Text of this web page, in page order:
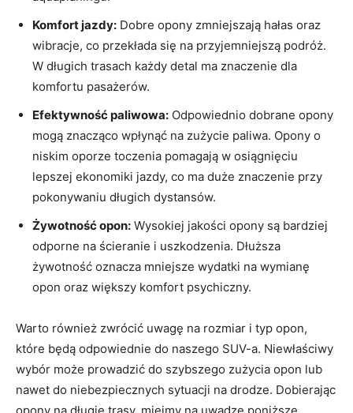
Komfort jazdy: Dobre opony zmniejszają hałas oraz
wibracje, co przekłada się na przyjemniejszą podróż.
W długich trasach każdy detal ma znaczenie dla
komfortu pasażerów.
Efektywność paliwowa: Odpowiednio dobrane opony
mogą znacząco wpłynąć na zużycie paliwa. Opony o
niskim oporze toczenia pomagają w osiągnięciu
lepszej ekonomiki jazdy, co ma duże znaczenie przy
pokonywaniu długich dystansów.
Żywotność opon: Wysokiej jakości opony są bardziej
odporne na ścieranie i uszkodzenia. Dłuższa
żywotność oznacza mniejsze wydatki na wymianę
opon oraz większy komfort psychiczny.
Warto również zwrócić uwagę na rozmiar i typ opon,
które będą odpowiednie do naszego SUV-a. Niewłaściwy
wybór może prowadzić do szybszego zużycia opon lub
nawet do niebezpiecznych sytuacji na drodze. Dobierając